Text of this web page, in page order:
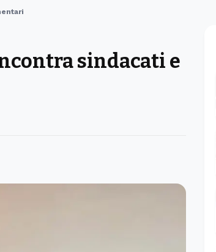
sindacati e